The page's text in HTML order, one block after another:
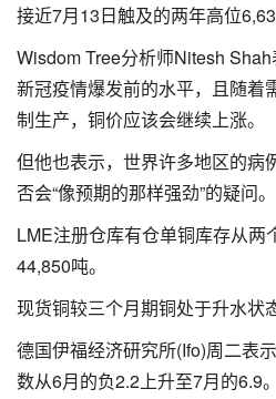
接近7月13日触及的两年高位
Wisdom Tree分析师Nitesh
新冠疫情爆发前的水平，且随着
制生产，铜价应该会继续上涨。
但他也表示，世界许多地区的病
否会“像预期的那样强劲”的疑问。
LME注册仓库有仓单铜库存从两
44,850吨。
现货铜较三个月期铜处于升水状
德国伊福经济研究所(Ifo)周二表
数从6月的负2.2上升至7月的6.9。